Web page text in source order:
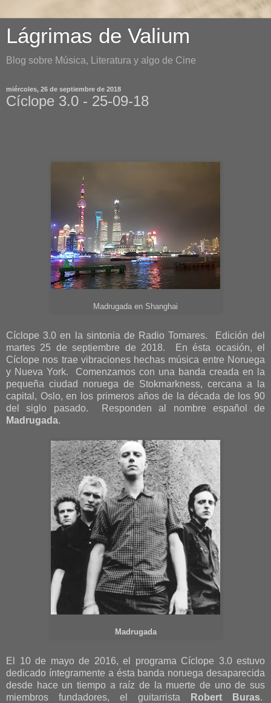
Lágrimas de Valium
Blog sobre Música, Literatura y algo de Cine
miércoles, 26 de septiembre de 2018
Cíclope 3.0 - 25-09-18
Madrugada en Shanghai
Cíclope 3.0 en la sintonia de Radio Tomares. Edición del
martes 25 de septiembre de 2018. En ésta ocasión, el
Cíclope nos trae vibraciones hechas música entre Noruega
y Nueva York. Comenzamos con una banda creada en la
pequeña ciudad noruega de Stokmarkness, cercana a la
capital, Oslo, en los primeros años de la década de los 90
del siglo pasado. Responden al nombre español de
Madrugada.
Madrugada
El 10 de mayo de 2016, el programa Cíclope 3.0 estuvo
dedicado íntegramente a ésta banda noruega desaparecida
desde hace un tiempo a raíz de la muerte de uno de sus
miembros fundadores, el guitarrista
Robert Buras.